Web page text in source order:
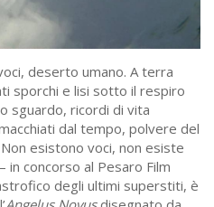
deserto umano. A terra
sporchi e lisi sotto il respiro
sguardo, ricordi di vita
dal tempo, polvere del
esistono voci, non esiste
in concorso al Pesaro Film
degli ultimi superstiti, è